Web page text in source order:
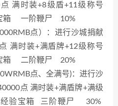
满时装+8级盾+11级称号
箱 一阶鞭尸 10%
点）：进行沙城捐献
满时装+满盾牌+12级称号
箱 二阶鞭尸 20%
点、全满号)：进行沙
点 满时装+满盾牌+满级
经验宝箱 三阶鞭尸 30%